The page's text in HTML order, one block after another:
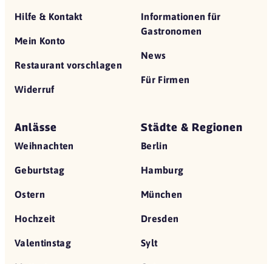
Hilfe & Kontakt
Mein Konto
Restaurant vorschlagen
Widerruf
Informationen für
Gastronomen
News
Für Firmen
Anlässe
Weihnachten
Geburtstag
Ostern
Hochzeit
Valentinstag
Städte & Regionen
Berlin
Hamburg
München
Dresden
Sylt